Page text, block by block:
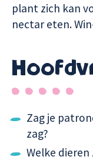
plant zich kan
nectar eten.
Zag je
zag?
Welke